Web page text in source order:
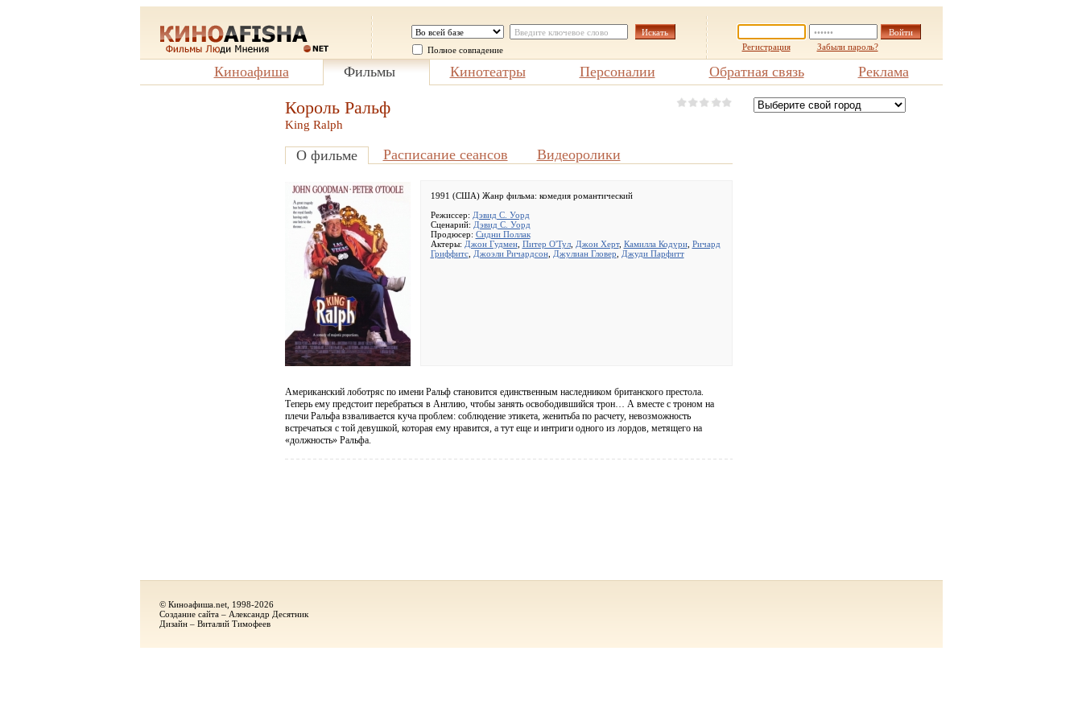
Полное совпадение Регистрация Забыли пароль?
Киноафиша Фильмы Кинотеатры Персоналии Обратная связь Реклама
Король Ральф
King Ralph
О фильме Расписание сеансов Видеоролики
1991 (США) Жанр фильма: комедия романтический
Режиссер: Дэвид С. Уорд
Сценарий: Дэвид С. Уорд
Продюсер: Сидни Поллак
Актеры: Джон Гудмен, Питер О'Тул, Джон Херт, Камилла Кодури, Ричард
Гриффитс, Джоэли Ричардсон, Джулиан Гловер Джуди Парфитт
Американский лоботряс по имени Ральф становится единственным наследником британского престола.
Теперь ему предстоит перебраться в Англию, чтобы занять освободившийся трон… А вместе с троном на
плечи Ральфа взваливается куча проблем: соблюдение этикета, женитьба по расчету, невозможность
встречаться с той девушкой, которая ему нравится, а тут еще и интриги одного из лордов, метящего на
«должность» Ральфа.
© Киноафиша.net, 1998-2026
Создание сайта – Александр Десятник
Дизайн – Виталий Тимофеев